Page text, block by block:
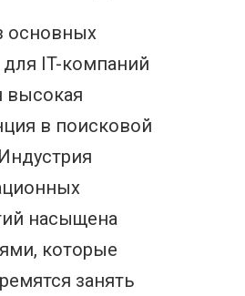
основных
IT-компаний
высокая
в поисковой
насыщена
которые
занять